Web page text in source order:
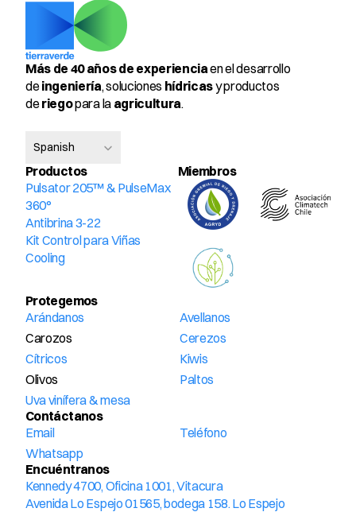
Más de 40 años de experiencia en el desarrollo
de ingeniería, soluciones hídricas y productos
de riego para la agricultura.
Spanish
Productos
Pulsator 205™ & PulseMax
360°
Antibrina 3-22
Kit Control para Viñas
Cooling
Miembros
Protegemos
Arándanos
Avellanos
Carozos
Cerezos
Cítricos
Kiwis
Olivos
Paltos
Uva vinífera & mesa
Contáctanos
Email
Teléfono
Whatsapp
Encuéntranos
Kennedy 4700, Oficina 1001, Vitacura
Avenida Lo Espejo 01565, bodega 158. Lo Espejo